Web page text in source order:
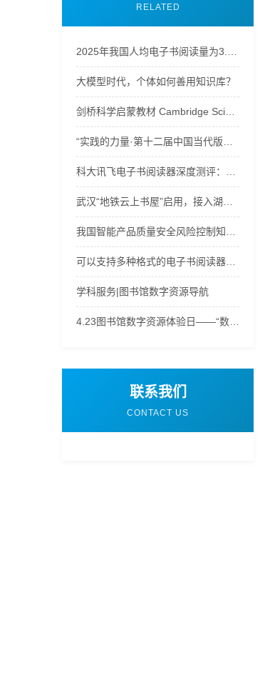
RELATED
大模型时代，个体如何善用知识库？
学科服务|图书馆数字资源导航
联系我们
CONTACT US